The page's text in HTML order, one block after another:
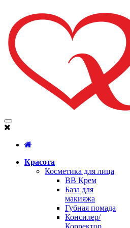
Красота
Косметика для лица
BB Крем
База для
макияжа
Губная помада
Консилер/
Корректор